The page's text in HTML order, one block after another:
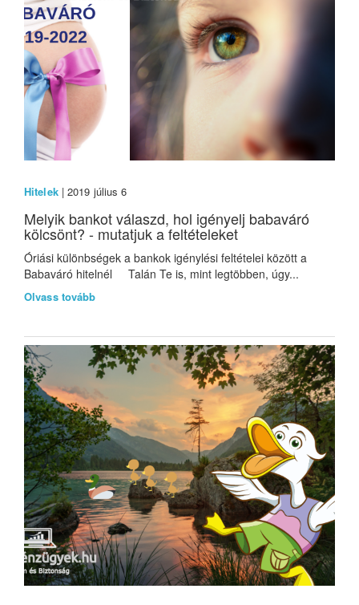
Hitelek| 2019 július 6
Melyik bankot válaszd, hol igényelj babaváró
kölcsönt? - mutatjuk a feltételeket
Óriási különbségek a bankok igénylési feltételei között a
Babaváró hitelnél Talán Te is, mint legtöbben, úgy...
Olvass tovább